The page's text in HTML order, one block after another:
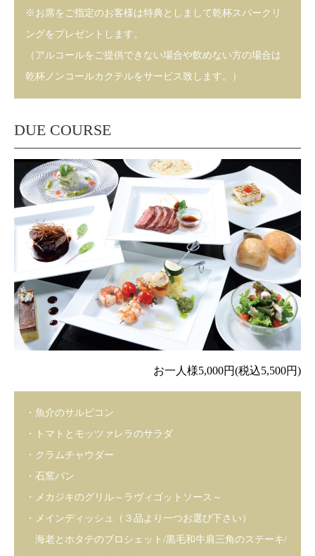
※お席をご指定のお客様は特典としまして乾杯スパークリ
ングをプレゼントします。
（アルコールをご提供できない場合や飲めない方の場合は
乾杯ノンコールカクテルをサービス致します。）
DUE COURSE
お一人様5,000円(税込5,500円)
・魚介のサルピコン
・トマトとモッツァレラのサラダ
・クラムチャウダー
・石窯パン
・メカジキのグリル～ラヴィゴットソース～
・メインディッシュ（３品より一つお選び下さい）
海老とホタテのブロシェット/黒毛和牛肩三角のステーキ/